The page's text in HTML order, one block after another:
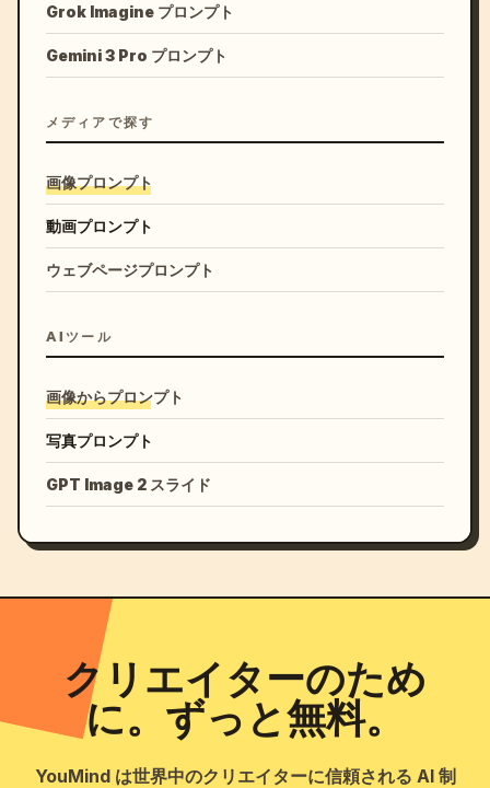
Grok Imagine プロンプト
Gemini 3 Pro プロンプト
メディアで探す
画像プロンプト
動画プロンプト
ウェブページプロンプト
AIツール
画像からプロンプト
写真プロンプト
GPT Image 2 スライド
クリエイターのため
に。ずっと無料。
YouMind は世界中のクリエイターに信頼される AI 制